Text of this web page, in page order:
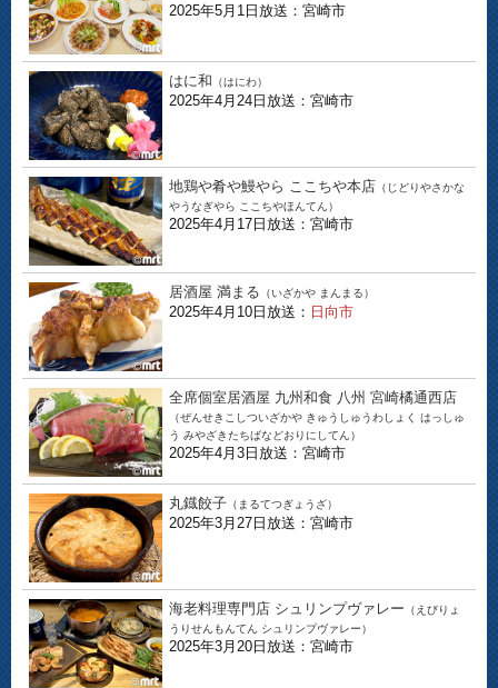
2025年5月1日放送：宮崎市
はに和 （はにわ）
2025年4月24日放送：宮崎市
地鶏や肴や鰻やら ここちや本店 （じどりやさかな
やうなぎやら ここちやほんてん）
2025年4月17日放送：宮崎市
居酒屋 満まる （いざかや まんまる）
2025年4月10日放送： 日向市
全席個室居酒屋 九州和食 八州 宮崎橘通西店
（ぜんせきこしついざかや きゅうしゅうわしょく はっしゅ
う みやざきたちばなどおりにしてん）
2025年4月3日放送：宮崎市
丸鐡餃子 （まるてつぎょうざ）
2025年3月27日放送：宮崎市
海老料理専門店 シュリンプヴァレー （えびりょ
うりせんもんてん シュリンプヴァレー）
2025年3月20日放送：宮崎市